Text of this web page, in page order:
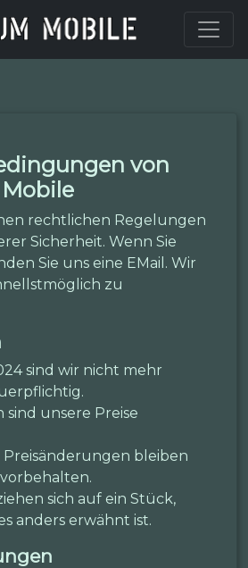
von
rechtlichen Regelungen
Sicherheit. Wenn Sie
Sie uns eine EMail. Wir
zu
sind wir nicht mehr
sind unsere Preise
bleiben
sich auf ein Stück,
anders erwähnt ist.